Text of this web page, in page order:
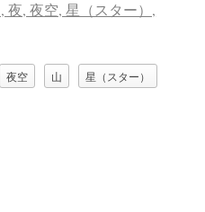
夜空 山 星（スター）